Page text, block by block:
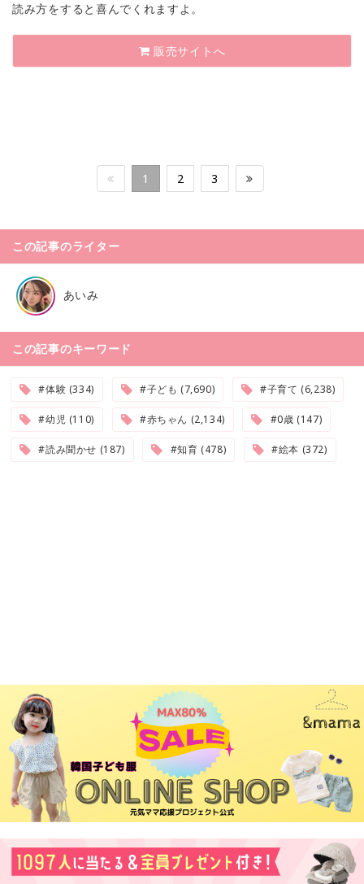
読み方をすると喜んでくれますよ。
販売サイトへ
1 2 3
この記事のライター
あいみ
この記事のキーワード
#体験 (334) #子ども (7,690) #子育て (6,238)
#幼児 (110) #赤ちゃん (2,134) #0歳 (147)
#読み聞かせ (187) #知育 (478) #絵本 (372)